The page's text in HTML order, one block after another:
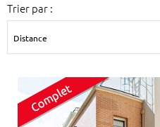
m²
Trier par :